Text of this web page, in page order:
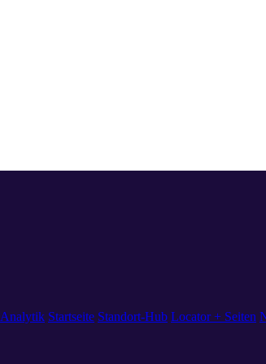
Analytik Startseite Standort-Hub Locator + Seiten